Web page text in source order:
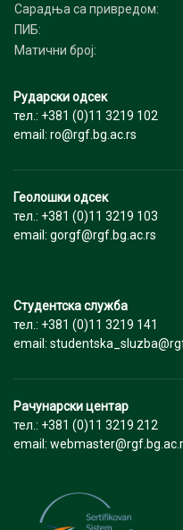
Сарадња са привредом:
ПИБ:
Матични број:
Рударски одсек
тел.: +381 (0)11 3219 102
email: ro@rgf.bg.ac.rs
Геолошки одсек
тел.: +381 (0)11 3219 103
email: gorgf@rgf.bg.ac.rs
Студентска служба
тел.: +381 (0)11 3219 141
email:
Рачунарски центар
тел.: +381 (0)11 3219 212
email: